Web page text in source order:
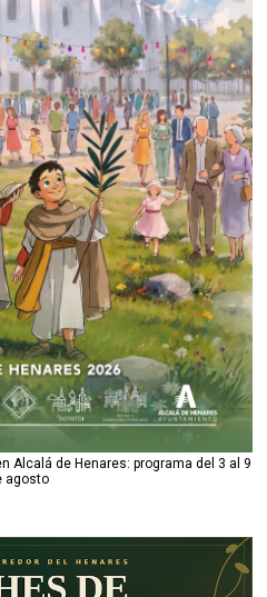
Alcalá de Henares: programa del 3 al 9
agosto